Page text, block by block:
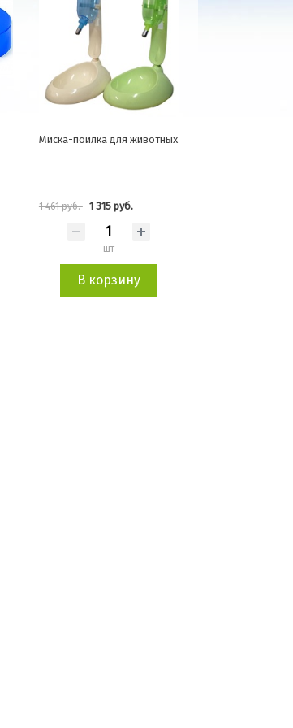
Миска-поилка для животных
1 461 руб. 1 315 руб.
шт
В корзину